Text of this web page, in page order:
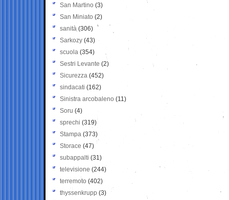
San Martino (3)
San Miniato (2)
sanità (306)
Sarkozy (43)
scuola (354)
Sestri Levante (2)
Sicurezza (452)
sindacati (162)
Sinistra arcobaleno (11)
Soru (4)
sprechi (319)
Stampa (373)
Storace (47)
subappalti (31)
televisione(244)
terremoto (402)
thyssenkrupp (3)